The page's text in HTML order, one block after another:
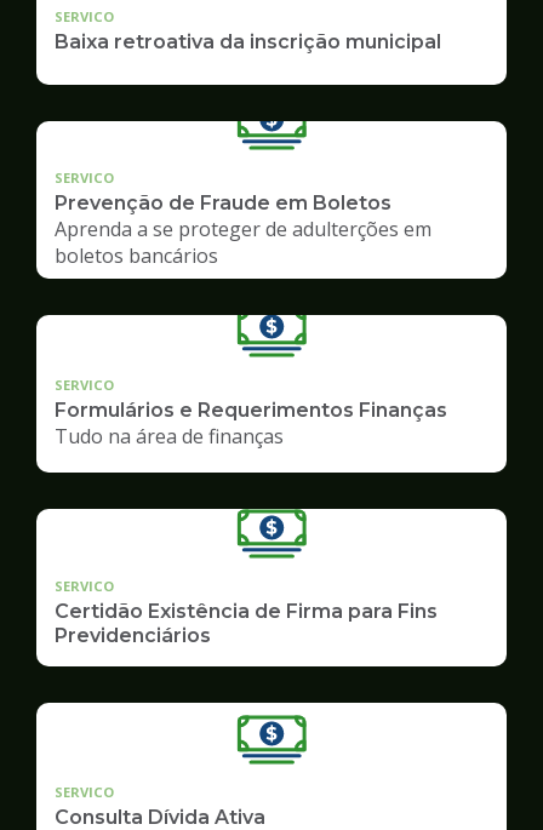
SERVICO
Baixa retroativa da inscrição municipal
SERVICO
Prevenção de Fraude em Boletos
Aprenda a se proteger de adulterções em
boletos bancários
SERVICO
Formulários e Requerimentos Finanças
Tudo na área de finanças
SERVICO
Certidão Existência de Firma para Fins
Previdenciários
SERVICO
Consulta Dívida Ativa